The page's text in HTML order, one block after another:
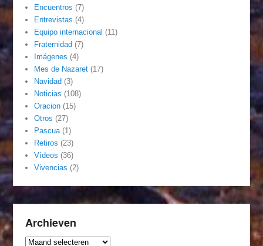
Encuentros (7)
Entrevistas (4)
Equipo internacional (11)
Fraternidad (7)
Imágenes (4)
Mes de Nazaret (17)
Navidad (3)
Noticias (108)
Oracion (15)
Otros (27)
Pascua (1)
Retiros (23)
Vídeos (36)
Vivencias (2)
Archieven
Archieven